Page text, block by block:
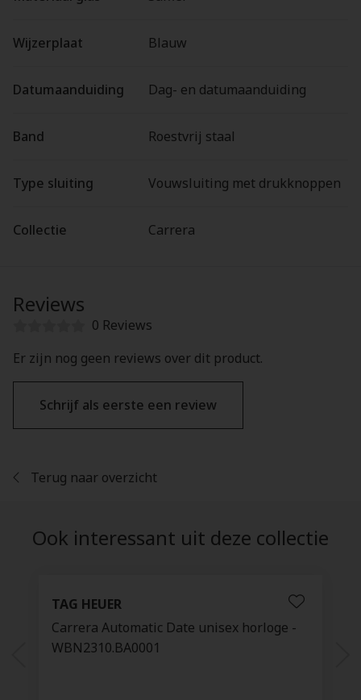
Wijzerplaat Blauw
Datumaanduiding Dag- en datumaanduiding
Band Roestvrij staal
Type sluiting Vouwsluiting met drukknoppen
Collectie Carrera
Reviews
0 Reviews
Er zijn nog geen reviews over dit product.
Schrijf als eerste een review
Terug naar overzicht
Ook interessant uit deze collectie
TAG HEUER
Carrera Automatic Date unisex horloge -
WBN2310.BA0001